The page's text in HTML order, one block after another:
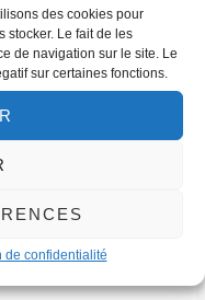
des cookies pour
stocker. Le fait de les
de navigation sur le site. Le
sur certaines fonctions.
de confidentialité